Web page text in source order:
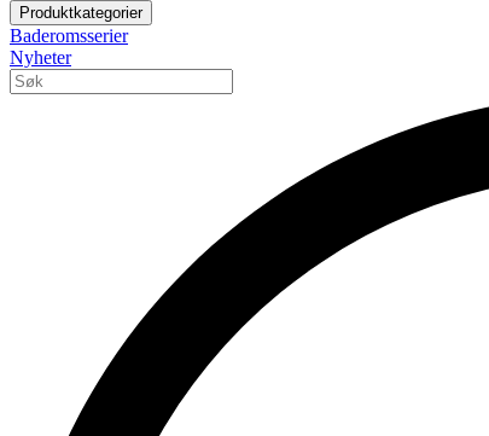
Produktkategorier
Baderomsserier
Nyheter